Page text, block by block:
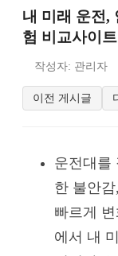
내 미래 운전,
험 비교사이
작성자: 관리자
이전 게시글
운전대를
한 불안
빠르게
에서 내